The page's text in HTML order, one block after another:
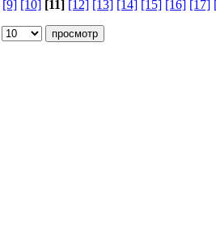
[9] [10] [11] [12] [13] [14] [15] [16] [17]